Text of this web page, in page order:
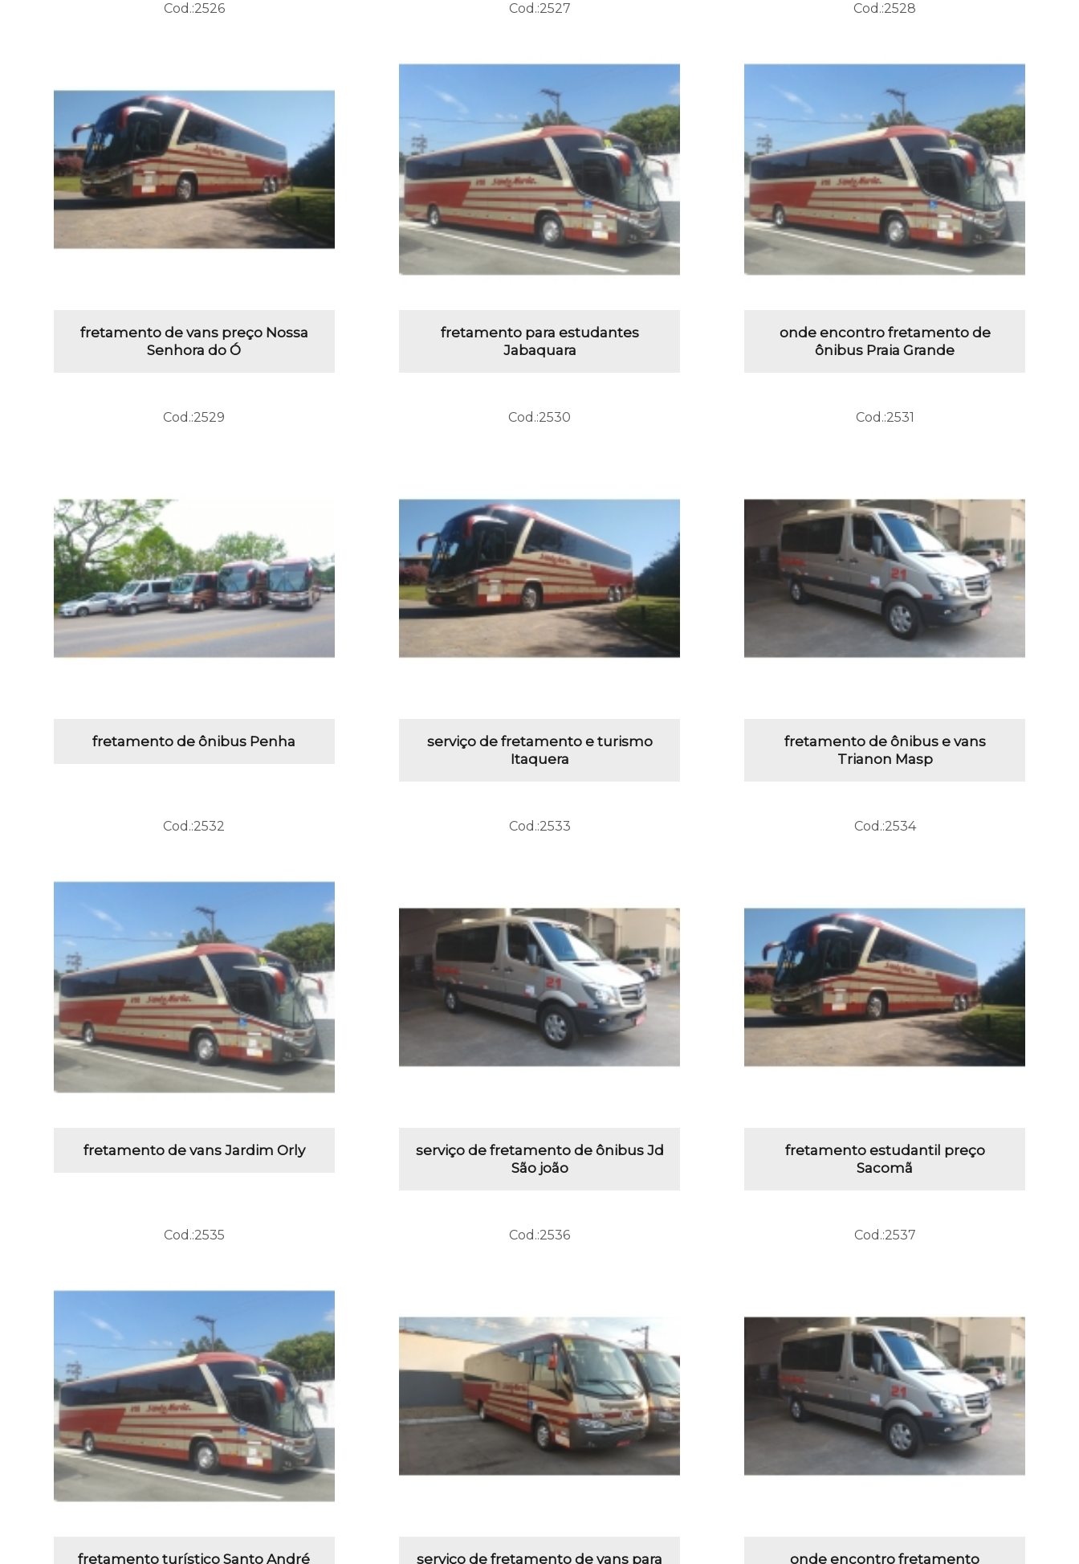
Cod.:2526
fretamento de vans preço Nossa
Senhora do Ó
Cod.:2527
fretamento para estudantes
Jabaquara
Cod.:2528
onde encontro fretamento de
ônibus Praia Grande
Cod.:2529
fretamento de ônibus Penha
Cod.:2530
serviço de fretamento e turismo
Itaquera
Cod.:2531
fretamento de ônibus e vans
Trianon Masp
Cod.:2532
fretamento de vans Jardim Orly
Cod.:2533
serviço de fretamento de ônibus Jd
São joão
Cod.:2534
fretamento estudantil preço
Sacomã
Cod.:2535
fretamento turístico Santo André
Cod.:2536
serviço de fretamento de vans para
Cod.:2537
onde encontro fretamento